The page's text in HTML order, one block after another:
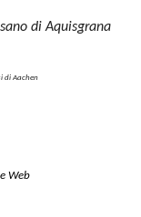
di Aquisgrana
di Aachen
Web